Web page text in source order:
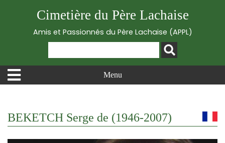
Cimetière du Père Lachaise
Amis et Passionnés du Père Lachaise (APPL)
Menu
BEKETCH Serge de (1946-2007)